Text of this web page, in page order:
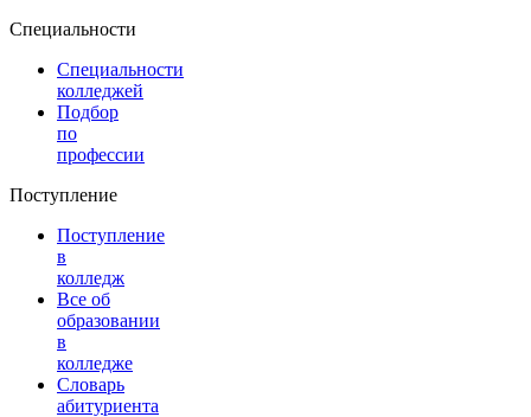
Специальности
Специальности
колледжей
Подбор
по
профессии
Поступление
Поступление
в
колледж
Все об
образовании
в
колледже
Словарь
абитуриента